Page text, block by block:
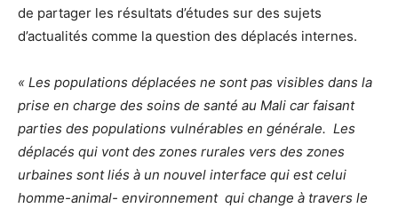
de partager les résultats d’études sur des sujets
d’actualités comme la question des déplacés internes.
« Les populations déplacées ne sont pas visibles dans la
prise en charge des soins de santé au Mali car faisant
parties des populations vulnérables en générale. Les
déplacés qui vont des zones rurales vers des zones
urbaines sont liés à un nouvel interface qui est celui
homme-animal- environnement qui change à travers le